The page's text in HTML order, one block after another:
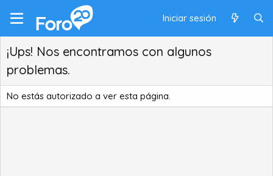
Iniciar sesión
¡Ups! Nos encontramos con algunos
problemas.
No estás autorizado a ver esta página.